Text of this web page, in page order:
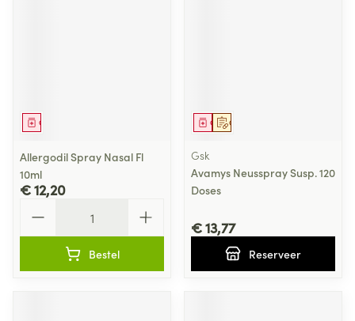
Geneesmiddel
Allergodil Spray Nasal Fl
10ml
€ 12,20
Bestel
Op voorschrift
Geneesmiddel
Gsk
Avamys Neusspray Susp. 120
Doses
€ 13,77
Reserveer